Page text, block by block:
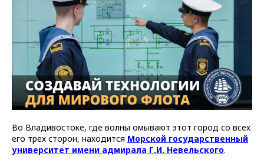
Во Владивостоке, где волны омывают этот город со всех
его трех сторон, находится Морской государственный
университет имени адмирала Г.И. Невельского.